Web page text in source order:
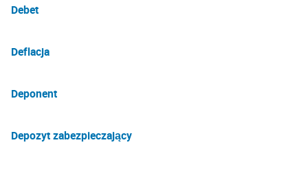
Debet
Deflacja
Deponent
Depozyt zabezpieczający